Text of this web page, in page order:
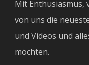
Mit Enthusiasmus,
von uns die
und Videos und
möchten.